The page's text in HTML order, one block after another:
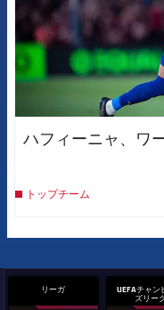
ハフィーニャ、ワ
トップチーム
リーガ
UEFAチャン
ズリー